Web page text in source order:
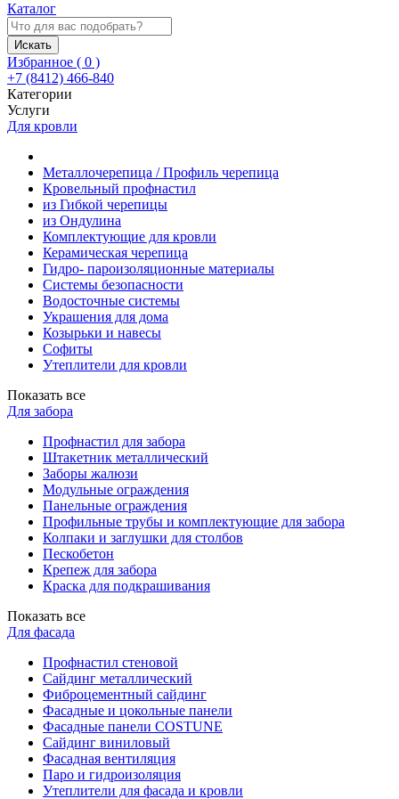
Каталог
Искать
Избранное ( 0 )
+7 (8412) 466-840
Категории
Услуги
Для кровли
Металлочерепица / Профиль черепица
Кровельный профнастил
из Гибкой черепицы
из Ондулина
Комплектующие для кровли
Керамическая черепица
Гидро- пароизоляционные материалы
Системы безопасности
Водосточные системы
Украшения для дома
Козырьки и навесы
Софиты
Утеплители для кровли
Показать все
Для забора
Профнастил для забора
Штакетник металлический
Заборы жалюзи
Модульные ограждения
Панельные ограждения
Профильные трубы и комплектующие для забора
Колпаки и заглушки для столбов
Пескобетон
Крепеж для забора
Краска для подкрашивания
Показать все
Для фасада
Профнастил стеновой
Сайдинг металлический
Фиброцементный сайдинг
Фасадные и цокольные панели
Фасадные панели COSTUNE
Сайдинг виниловый
Фасадная вентиляция
Паро и гидроизоляция
Утеплители для фасада и кровли